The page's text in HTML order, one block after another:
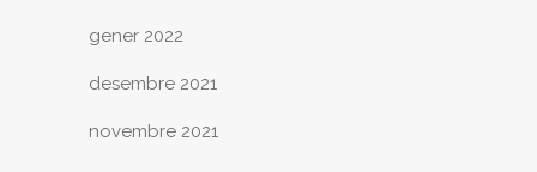
gener 2022
desembre 2021
novembre 2021